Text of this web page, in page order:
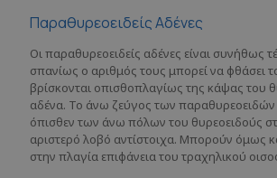
Παραθυρεοειδείς Αδένες
Οι παραθυρεοειδείς αδένες είναι συνήθως
σπανίως ο αριθμός τους μπορεί να φθάσει
βρίσκονται οπισθοπλαγίως της κάψας του
αδένα. Το άνω ζεύγος των παραθυρεοειδών
όπισθεν των άνω πόλων του θυρεοειδούς
αριστερό λοβό αντίστοιχα. Μπορούν όμως
στην πλαγία επιφάνεια του τραχηλικού